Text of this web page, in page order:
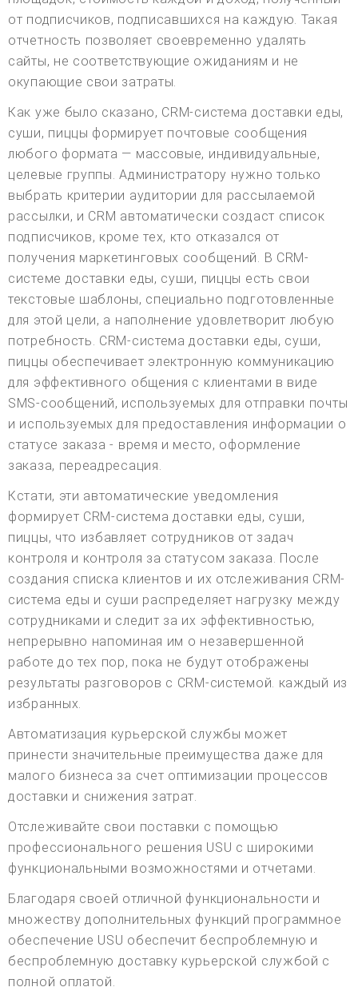
от подписчиков, подписавшихся на каждую. Такая
отчетность позволяет своевременно удалять
сайты, не соответствующие ожиданиям и не
окупающие свои затраты.
Как уже было сказано, CRM-система доставки еды,
суши, пиццы формирует почтовые сообщения
любого формата — массовые, индивидуальные,
целевые группы. Администратору нужно только
выбрать критерии аудитории для рассылаемой
рассылки, и CRM автоматически создаст список
подписчиков, кроме тех, кто отказался от
получения маркетинговых сообщений. В CRM-
системе доставки еды, суши, пиццы есть свои
текстовые шаблоны, специально подготовленные
для этой цели, а наполнение удовлетворит любую
потребность. CRM-система доставки еды, суши,
пиццы обеспечивает электронную коммуникацию
для эффективного общения с клиентами в виде
SMS-сообщений, используемых для отправки почты
и используемых для предоставления информации о
статусе заказа - время и место, оформление
заказа, переадресация.
Кстати, эти автоматические уведомления
формирует CRM-система доставки еды, суши,
пиццы, что избавляет сотрудников от задач
контроля и контроля за статусом заказа. После
создания списка клиентов и их отслеживания CRM-
система еды и суши распределяет нагрузку между
сотрудниками и следит за их эффективностью,
непрерывно напоминая им о незавершенной
работе до тех пор, пока не будут отображены
результаты разговоров с CRM-системой. каждый из
избранных.
Автоматизация курьерской службы может
принести значительные преимущества даже для
малого бизнеса за счет оптимизации процессов
доставки и снижения затрат.
Отслеживайте свои поставки с помощью
профессионального решения USU с широкими
функциональными возможностями и отчетами.
Благодаря своей отличной функциональности и
множеству дополнительных функций программное
обеспечение USU обеспечит беспроблемную и
беспроблемную доставку курьерской службой с
полной оплатой.